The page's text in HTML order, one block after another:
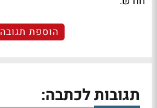
הוספת תגובה
תגובות לכתבה: